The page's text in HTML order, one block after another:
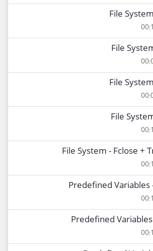
File
File
File
File
File System - Fclose +
Predefined Variables
Predefined